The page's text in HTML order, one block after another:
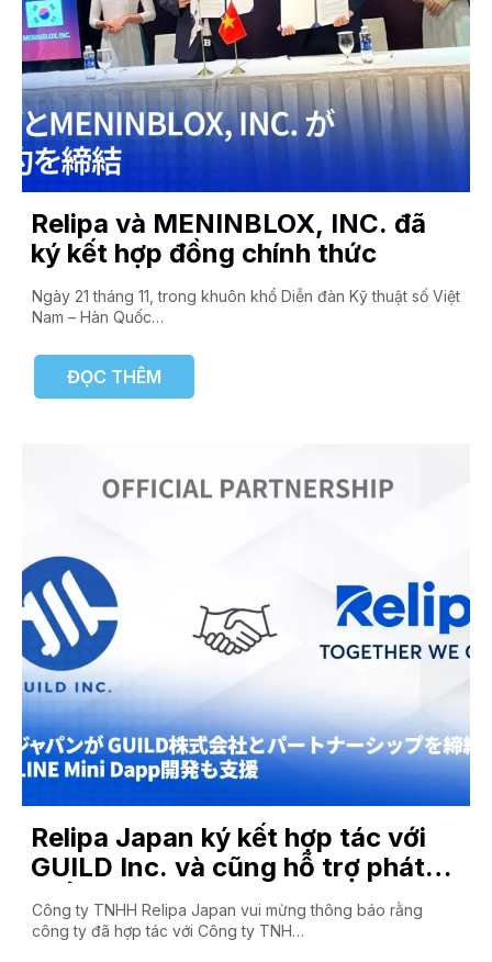
Relipa và MENINBLOX, INC. đã
ký kết hợp đồng chính thức
Ngày 21 tháng 11, trong khuôn khổ Diễn đàn Kỹ thuật số Việt
Nam – Hàn Quốc…
ĐỌC THÊM
Relipa Japan ký kết hợp tác với
GUILD Inc. và cũng hỗ trợ phát
triển LINE Mini Dapp
Công ty TNHH Relipa Japan vui mừng thông báo rằng
công ty đã hợp tác với Công ty TNH…